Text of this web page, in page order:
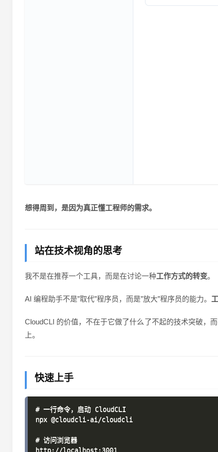
想得周到，是因为真正懂工程师的需求。
站在技术视角的思考
我不是在推荐一个工具，而是在讨论一种工作方式的转变。
AI 编程助手不是”取代”程序员，而是”放大”程序员的能力。
CloudCLI 的价值，不在于它做了什么了不起的技术突破，
上。
快速上手
# 一行命令，启动 CloudCLI
npx @cloudcli-ai/cloudcli
# 访问浏览器
http://localhost:3001